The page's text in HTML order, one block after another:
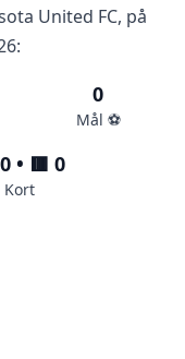
United FC, på
0
Mål ⚽️
• 🟥 0
Kort